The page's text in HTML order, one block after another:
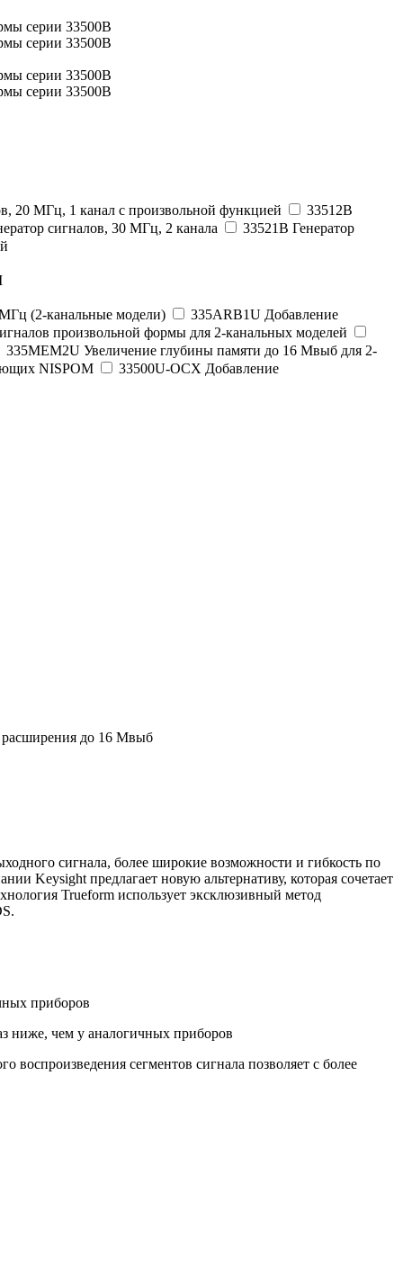
20 МГц, 1 канал с произвольной функцией
33512B
сигналов, 30 МГц, 2 канала
33521B Генератор
(2-канальные модели)
335ARB1U Добавление
произвольной формы для 2-канальных моделей
335MEM2U Увеличение глубины памяти до 16 Мвыб для 2-
NISPOM
33500U-OCX Добавление
расширения до 16 Мвыб
сигнала, более широкие возможности и гибкость по
Keysight предлагает новую альтернативу, которая сочетает
Trueform использует эксклюзивный метод
приборов
ниже, чем у аналогичных приборов
сегментов сигнала позволяет с более